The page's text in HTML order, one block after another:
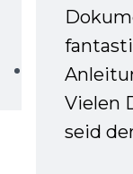
Vielen
seid